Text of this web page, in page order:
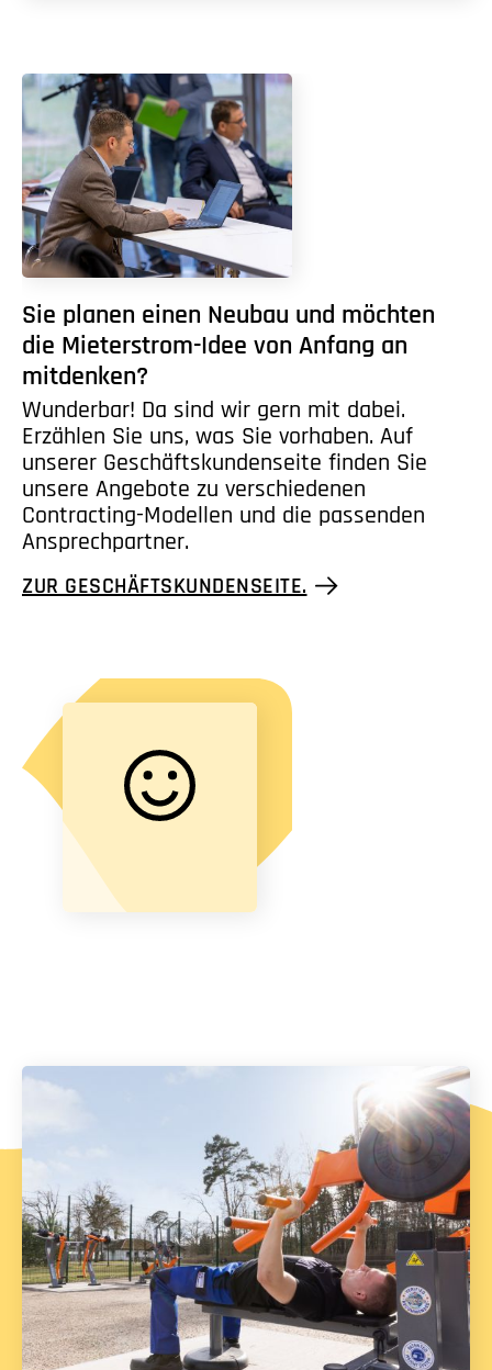
Sie planen einen Neubau und möchten
die Mieterstrom-Idee von Anfang an
mitdenken?
Wunderbar! Da sind wir gern mit dabei.
Erzählen Sie uns, was Sie vorhaben. Auf
unserer Geschäftskundenseite finden Sie
unsere Angebote zu verschiedenen
Contracting-Modellen und die passenden
Ansprechpartner.
ZUR GESCHÄFTSKUNDENSEITE.